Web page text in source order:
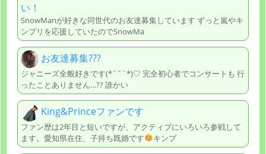
い！
SnowManが好きな同世代のお友達募集しています ずっと嵐やキ
ンプリを応援していたのでSnowMa
お友達募集???
ジャニーズ全般好きです(*´˘`*)♡ 完全初心者でコンサートも 行
ったことありません…?? 誰かい
King&Princeファンです
ファン歴は2年目と短いですが、アクティブにいろいろ参戦して
ます。愛知県在住、子持ち既婚です
キンプ